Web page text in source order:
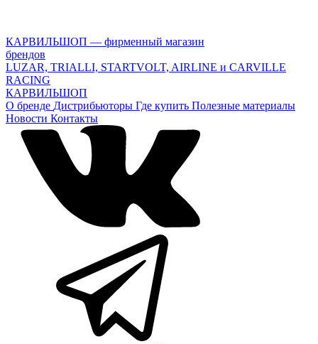
КАРВИЛЬШОП — фирменный магазин
брендов
LUZAR, TRIALLI, STARTVOLT, AIRLINE и CARVILLE
RACING
КАРВИЛЬШОП
О бренде Дистрибьюторы Где купить Полезные материалы
Новости Контакты